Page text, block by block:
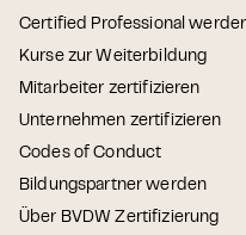
Certified Professional
Kurse zur Weiterbildung
Mitarbeiter zertifizieren
Unternehmen zertifizieren
Codes of Conduct
Bildungspartner werden
Über BVDW Zertifizierung